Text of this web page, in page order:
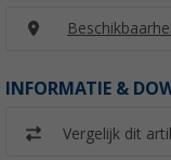
INFORMATIE &
Vergelijk dit